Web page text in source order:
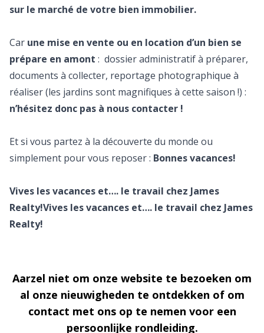
sur le marché de votre bien immobilier.
Car une mise en vente ou en location d’un bien se
prépare en amont : dossier administratif à préparer,
documents à collecter, reportage photographique à
réaliser (les jardins sont magnifiques à cette saison !) :
n’hésitez donc pas à nous contacter !
Et si vous partez à la découverte du monde ou
simplement pour vous reposer : Bonnes vacances!
Vives les vacances et…. le travail chez James
Realty!Vives les vacances et…. le travail chez James
Realty!
Aarzel niet om onze website te bezoeken om
al onze nieuwigheden te ontdekken of om
contact met ons op te nemen voor een
persoonlijke rondleiding.